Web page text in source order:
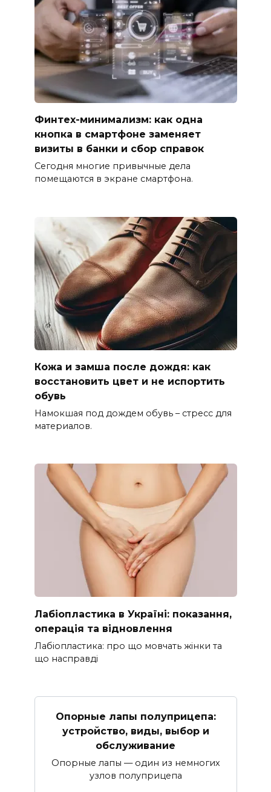
Финтех-минимализм: как одна
кнопка в смартфоне заменяет
визиты в банки и сбор справок
Сегодня многие привычные дела
помещаются в экране смартфона.
Кожа и замша после дождя: как
восстановить цвет и не испортить
обувь
Намокшая под дождем обувь – стресс для
материалов.
Лабіопластика в Україні: показання,
операція та відновлення
Лабіопластика: про що мовчать жінки та
що насправді
Опорные лапы полуприцепа:
устройство, виды, выбор и
обслуживание
Опорные лапы — один из немногих
узлов полуприцепа